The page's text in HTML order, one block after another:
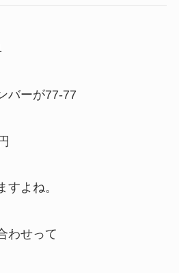
バーが77-77
すよね。
わせって